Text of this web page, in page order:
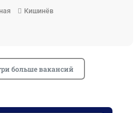
Кишинёв
больше вакансий